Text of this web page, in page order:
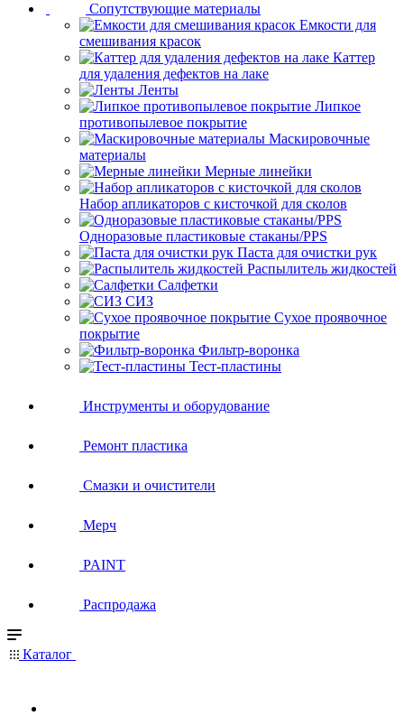
Сопутствующие материалы
Емкости для
смешивания красок
Каттер
для удаления дефектов на лаке
Ленты
Липкое
противопылевое покрытие
Маскировочные
материалы
Мерные линейки
Набор апликаторов с кисточкой для сколов
Одноразовые пластиковые стаканы/PPS
Паста для очистки рук
Распылитель жидкостей
Салфетки
СИЗ
Сухое проявочное
покрытие
Фильтр-воронка
Тест-пластины
Инструменты и оборудование
Ремонт пластика
Смазки и очистители
Мерч
PAINT
Распродажа
Каталог